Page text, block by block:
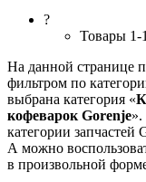
?
Товары 1-
На данной странице
фильтром по
выбрана категория «
кофеварок Gorenje».
категории запчастей
А можно
в произвольной